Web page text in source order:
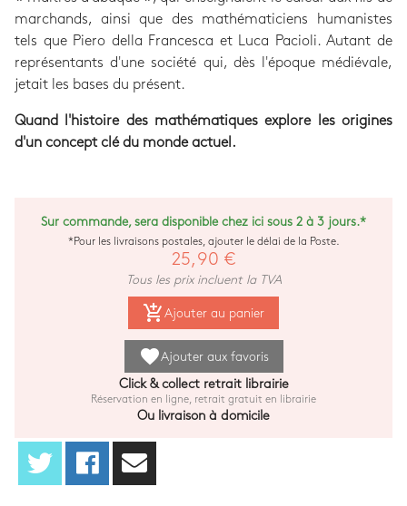
marchands, ainsi que des mathématiciens humanistes
tels que Piero della Francesca et Luca Pacioli. Autant de
représentants d'une société qui, dès l'époque médiévale,
jetait les bases du présent.
Quand l'histoire des mathématiques explore les origines
d'un concept clé du monde actuel.
Sur commande, sera disponible chez ici sous 2 à 3 jours.*
*Pour les livraisons postales, ajouter le délai de la Poste.
25,90 €
Tous les prix incluent la TVA
add_shopping_cart Ajouter au panier
favoriteAjouter aux favoris
Click & collect retrait librairie
Réservation en ligne, retrait gratuit en librairie
Ou livraison à domicile